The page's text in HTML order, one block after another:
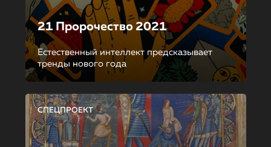
21 Пророчество 2021
Естественный интеллект предсказывает
тренды нового года
СПЕЦПРОЕКТ